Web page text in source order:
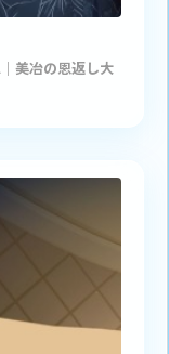
美冶の恩返し大